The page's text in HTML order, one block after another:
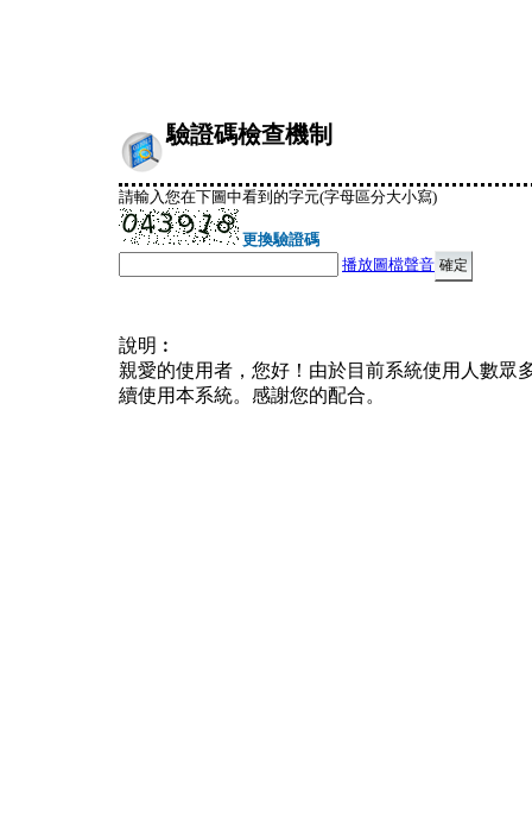
驗證碼檢查機制
請輸入您在下圖中看到的字元(字母區分大小寫)
更換驗證碼
播放圖檔聲音
說明︰
親愛的使用者，您好！由於目前系統使用人數眾
續使用本系統。感謝您的配合。